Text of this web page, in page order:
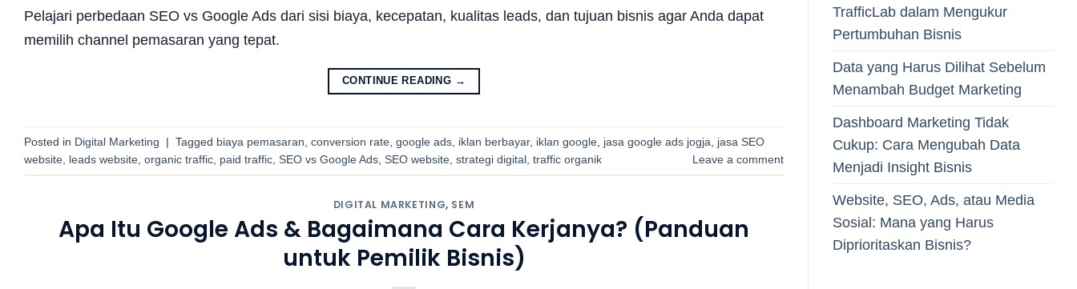
Pelajari perbedaan SEO vs Google Ads dari sisi biaya, kecepatan, kualitas leads, dan tujuan bisnis agar Anda dapat
memilih channel pemasaran yang tepat.
CONTINUE READING →
Posted in Digital Marketing | Tagged biaya pemasaran conversion rate google ads iklan berbayar, iklan google jasa google ads jogja
jasa SEO
website leads website organic traffic paid traffic SEO vs Google Ads SEO website strategi digital traffic organik Leave a comment
DIGITAL MARKETING, SEM
Apa Itu Google Ads & Bagaimana Cara Kerjanya? (Panduan
untuk Pemilik Bisnis)
TrafficLab dalam Mengukur
Pertumbuhan Bisnis
Data yang Harus Dilihat Sebelum
Menambah Budget Marketing
Dashboard Marketing Tidak
Cukup: Cara Mengubah Data
Menjadi Insight Bisnis
Website, SEO, Ads, atau Media
Sosial: Mana yang Harus
Diprioritaskan Bisnis?